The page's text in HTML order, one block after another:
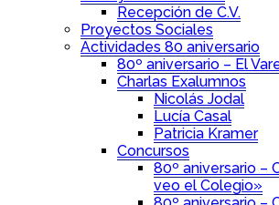
Recepción de C.V.
Proyectos Sociales
Actividades 80 aniversario
80º aniversario – El
Charlas Exalumnos
Nicolás Jodal
Lucía Casal
Patricia Kramer
Concursos
80º aniversario –
veo el Colegio»